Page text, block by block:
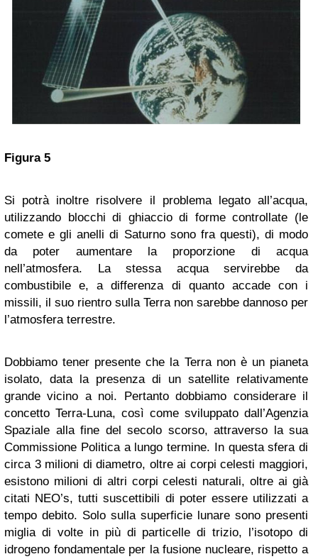
Figura 5
Si potrà inoltre risolvere il problema legato all’acqua,
utilizzando blocchi di ghiaccio di forme controllate (le
comete e gli anelli di Saturno sono fra questi), di modo
da poter aumentare la proporzione di acqua
nell’atmosfera. La stessa acqua servirebbe da
combustibile e, a differenza di quanto accade con i
missili, il suo rientro sulla Terra non sarebbe dannoso per
l’atmosfera terrestre.
Dobbiamo tener presente che la Terra non è un pianeta
isolato, data la presenza di un satellite relativamente
grande vicino a noi. Pertanto dobbiamo considerare il
concetto Terra-Luna, così come sviluppato dall’Agenzia
Spaziale alla fine del secolo scorso, attraverso la sua
Commissione Politica a lungo termine. In questa sfera di
circa 3 milioni di diametro, oltre ai corpi celesti maggiori,
esistono milioni di altri corpi celesti naturali, oltre ai già
citati NEO’s, tutti suscettibili di poter essere utilizzati a
tempo debito. Solo sulla superficie lunare sono presenti
miglia di volte in più di particelle di trizio, l’isotopo di
idrogeno fondamentale per la fusione nucleare, rispetto a